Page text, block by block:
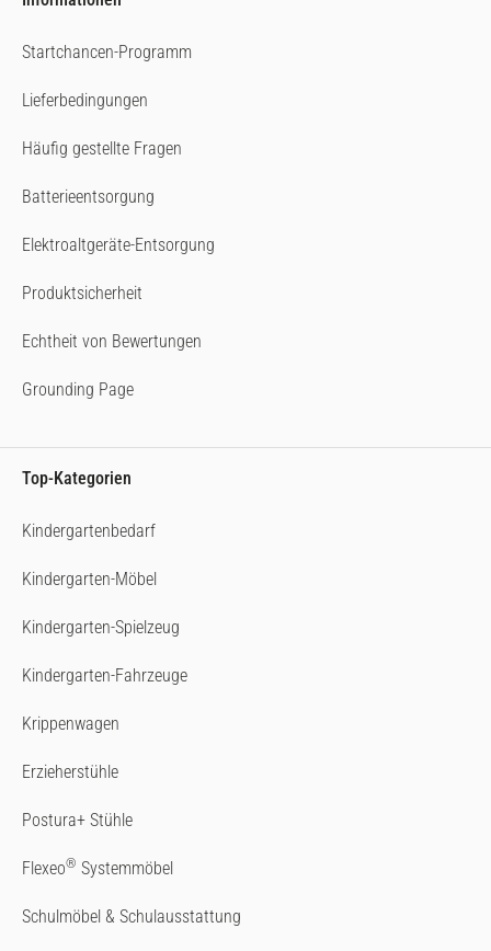
Startchancen-Programm
Lieferbedingungen
Häufig gestellte Fragen
Batterieentsorgung
Elektroaltgeräte-Entsorgung
Produktsicherheit
Echtheit von Bewertungen
Grounding Page
Top-Kategorien
Kindergartenbedarf
Kindergarten-Möbel
Kindergarten-Spielzeug
Kindergarten-Fahrzeuge
Krippenwagen
Erzieherstühle
Postura+ Stühle
Flexeo® Systemmöbel
Schulmöbel & Schulausstattung